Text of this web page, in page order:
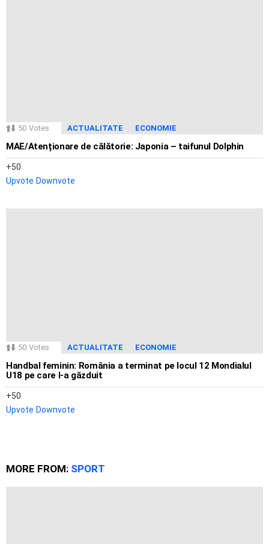
50 Votes ACTUALITATE ECONOMIE
MAE/Atenționare de călătorie: Japonia – taifunul Dolphin
50
Upvote Downvote
50 Votes ACTUALITATE ECONOMIE
Handbal feminin: România a terminat pe locul 12 Mondialul
U18 pe care l-a găzduit
50
Upvote Downvote
MORE FROM: SPORT